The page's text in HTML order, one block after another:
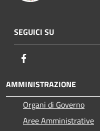
SEGUICI SU
AMMINISTRAZIONE
Organi di Governo
Aree Amministrative